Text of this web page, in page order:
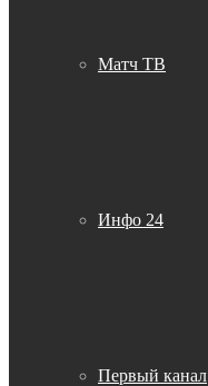
Матч ТВ
Инфо 24
Первый канал